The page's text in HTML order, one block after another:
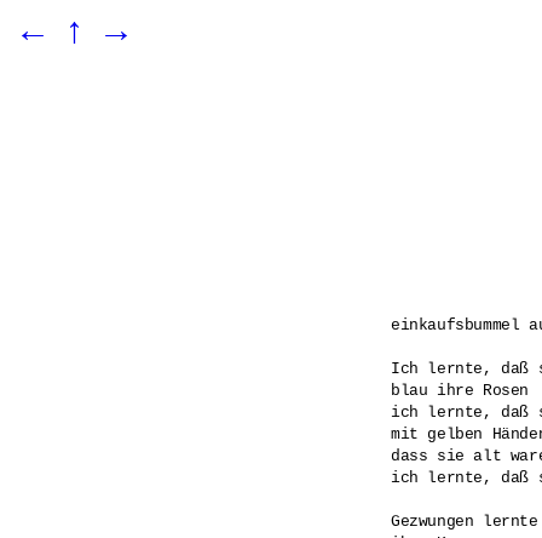
← ↑ →
einkaufsbummel
Ich lernte, daß
blau ihre Rosen
ich lernte, daß
mit gelben
dass sie alt
ich lernte, daß
Gezwungen